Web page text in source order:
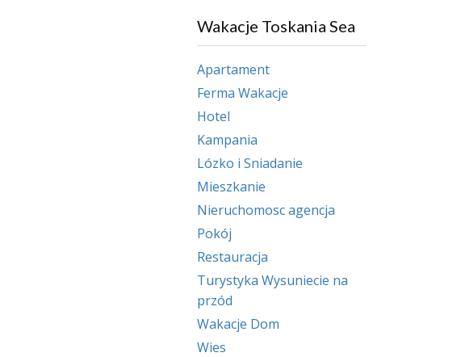
Wakacje Toskania Sea
Apartament
Ferma Wakacje
Hotel
Kampania
Lózko i Sniadanie
Mieszkanie
Nieruchomosc agencja
Pokój
Restauracja
Turystyka Wysuniecie na
przód
Wakacje Dom
Wies